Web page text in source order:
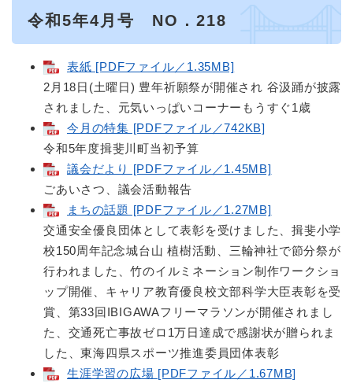
​令和5年4月号 NO．218
表紙 [PDFファイル／1.35MB]
2月18日(土曜日) 豊年祈願祭が開催され 谷汲踊が披露
されました、元気いっぱいコーナーもうすぐ1歳
今月の特集 [PDFファイル／742KB]
令和5年度揖斐川町当初予算
議会だより [PDFファイル／1.45MB]
ごあいさつ、議会活動報告
まちの話題 [PDFファイル／1.27MB]
交通安全優良団体として表彰を受けました、揖斐小学
校150周年記念城台山 植樹活動、三輪神社で節分祭が
行われました、竹のイルミネーション制作ワークショ
ップ開催、キャリア教育優良校文部科学大臣表彰を受
賞、第33回IBIGAWAフリーマラソンが開催されまし
た、交通死亡事故ゼロ1万日達成で感謝状が贈られま
した、東海四県スポーツ推進委員団体表彰
生涯学習の広場 [PDFファイル／1.67MB]